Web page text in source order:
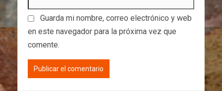
Guarda mi nombre, correo electrónico y web
en este navegador para la próxima vez que
comente.